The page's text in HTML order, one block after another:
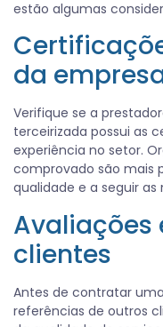
estão algumas
da
Verifique se a
terceirizada possui as
experiência no setor.
comprovado são mais
qualidade e a seguir
Avaliações
clientes
Antes de contratar
referências de outros